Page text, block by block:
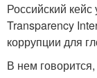
Российский
Transparency
коррупции для
В нем